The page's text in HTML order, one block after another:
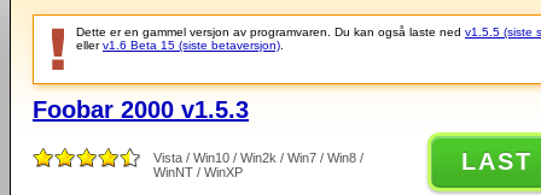
Dette er en gammel versjon av programvaren. Du kan også laste ned v1.5.5 (siste
ellerv1.6 Beta 15 (siste betaversjon)
Foobar 2000 v1.5.3
Vista / Win10 / Win2k / Win7 / Win8 /
WinNT / WinXP
LAST